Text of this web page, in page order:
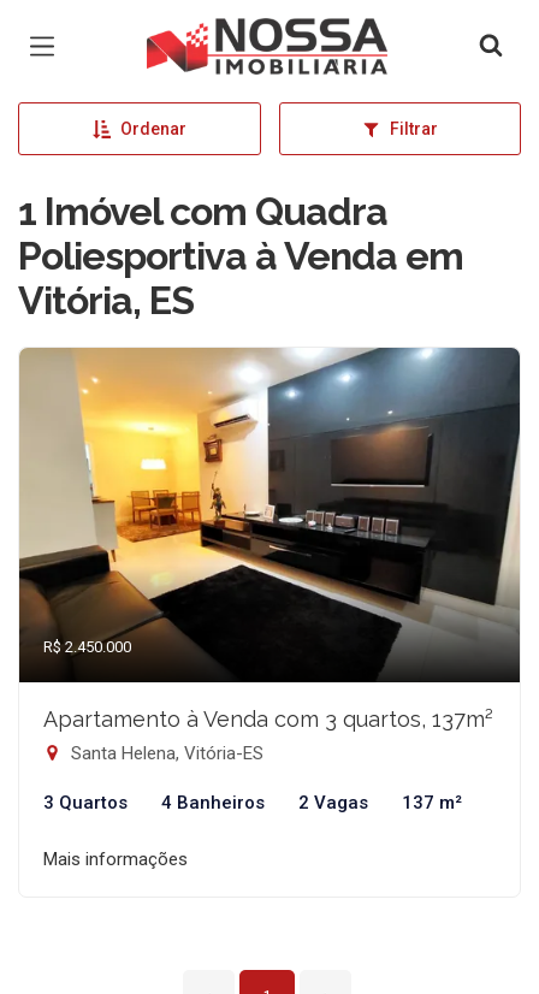
Página inicial
Ordenar Filtrar
1 Imóvel com Quadra
Poliesportiva à Venda em
Vitória, ES
R$ 2.450.000
Apartamento à Venda com 3 quartos, 137m²
Santa Helena, Vitória-ES
3 Quartos 4 Banheiros 2 Vagas 137 m²
Mais informações